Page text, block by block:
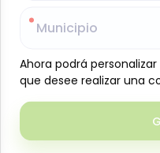
Six de jugos sabor
formulados para ser
Elaborados con
un perfil único. El
con notas frescas.
de pulpa, ligeramente
Municipio
Ahora podrá
que desee realizar una
Municipio
Ahora podrá
que desee realizar una